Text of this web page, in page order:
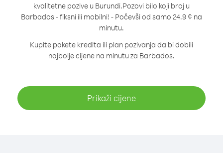
kvalitetne pozive u Burundi.Pozovi bilo koji broj u
Barbados - fiksni ili mobilni! - Počevši od samo 24.9 ¢ na
minutu.
Kupite pakete kredita ili plan pozivanja da bi dobili
najbolje cijene na minutu za Barbados.
Prikaži cijene